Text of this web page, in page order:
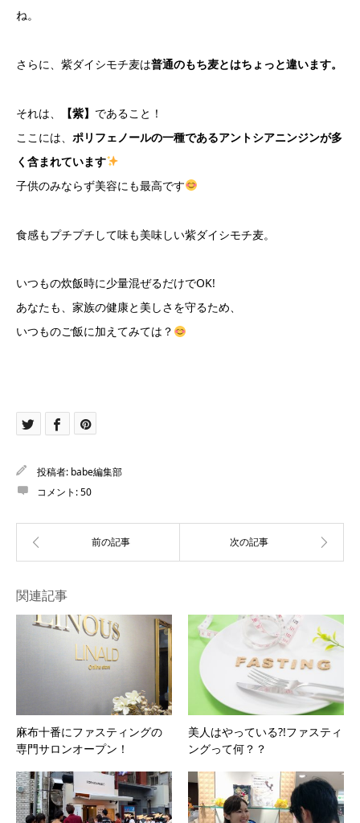
ね。
さらに、紫ダイシモチ麦は普通のもち麦とはちょっと違います。
それは、 【紫】 であること！
ここには、 ポリフェノールの一種であるアントシアニンジンが多
く含まれています
子供のみならず美容にも最高です
食感もプチプチして味も美味しい紫ダイシモチ麦。
いつもの炊飯時に少量混ぜるだけでOK!
あなたも、家族の健康と美しさを守るため、
いつものご飯に加えてみては？
投稿者: babe編集部
コメント:50
関連記事
麻布十番にファスティングの
専門サロンオープン！
美人はやっている?!ファスティ
ングって何？？